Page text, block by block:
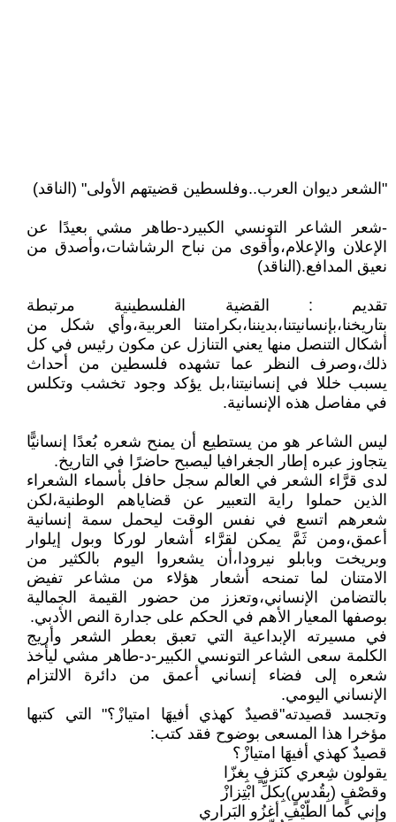
"الشعر ديوان العرب..وفلسطين قضيتهم الأولى" (الناقد)
-شعر الشاعر التونسي الكبيرد-طاهر مشي بعيدًا عن
الإعلان والإعلام،وأقوى من نباح الرشاشات،وأصدق من
نعيق المدافع.(الناقد)
تقديم : القضية الفلسطينية مرتبطة
بتاريخنا،بإنسانيتنا،بديننا،بكرامتنا العربية،وأي شكل من
أشكال التنصل منها يعني التنازل عن مكون رئيس في كل
ذلك،وصرف النظر عما تشهده فلسطين من أحداث
يسبب خللا في إنسانيتنا،بل يؤكد وجود تخشب وتكلس
في مفاصل هذه الإنسانية.
ليس الشاعر هو من يستطيع أن يمنح شعره بُعدًا إنسانيًّا
يتجاوز عبره إطار الجغرافيا ليصبح حاضرًا في التاريخ.
لدى قرَّاء الشعر في العالم سجل حافل بأسماء الشعراء
الذين حملوا راية التعبير عن قضاياهم الوطنية،لكن
شعرهم اتسع في نفس الوقت ليحمل سمة إنسانية
أعمق،ومن ثَمَّ يمكن لقرَّاء أشعار لوركا وبول إيلوار
وبريخت وبابلو نيرودا،أن يشعروا اليوم بالكثير من
الامتنان لما تمنحه أشعار هؤلاء من مشاعر تفيض
بالتضامن الإنساني،وتعزز من حضور القيمة الجمالية
بوصفها المعيار الأهم في الحكم على جدارة النص الأدبي.
في مسيرته الإبداعية التي تعبق بعطر الشعر وأريج
الكلمة سعى الشاعر التونسي الكبير-د-طاهر مشي ليأخذ
شعره إلى فضاء إنساني أعمق من دائرة الالتزام
الإنساني اليومي.
وتجسد قصيدته"قصيدٌ كهذي أفيهَا امتيازْ؟" التي كتبها
مؤخرا هذا المسعى بوضوح فقد كتب:
قصيدٌ كهذي أفيهَا امتيازْ؟
يقولون شِعري كنَزفٍ بِغزّا
وقصْفٍ (بِقُدسٍ)بِكلِّ ابْتِزازْ
وإني كَما الطّيْفِ أغزُو البَراري